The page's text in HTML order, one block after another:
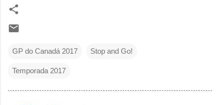
GP do Canadá 2017 Stop and Go!
Temporada 2017